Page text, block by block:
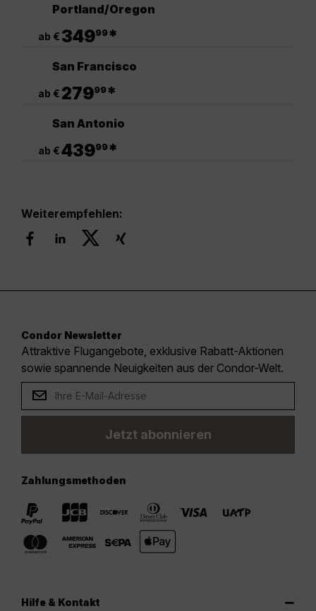
Portland/Oregon
ab € 34999*
San Francisco
ab € 27999*
San Antonio
ab €43999*
Weiterempfehlen:
Condor Newsletter
Attraktive Flugangebote, exklusive Rabatt-Aktionen
sowie spannende Neuigkeiten aus der Condor-Welt.
Jetzt abonnieren
Zahlungsmethoden
Hilfe & Kontakt